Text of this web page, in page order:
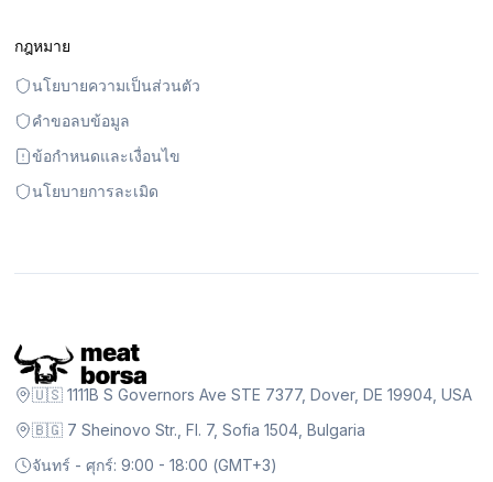
กฎหมาย
นโยบายความเป็นส่วนตัว
คำขอลบข้อมูล
ข้อกำหนดและเงื่อนไข
นโยบายการละเมิด
🇺🇸 1111B S Governors Ave STE 7377, Dover, DE 19904, USA
🇧🇬 7 Sheinovo Str., Fl. 7, Sofia 1504, Bulgaria
จันทร์ - ศุกร์: 9:00 - 18:00 (GMT+3)